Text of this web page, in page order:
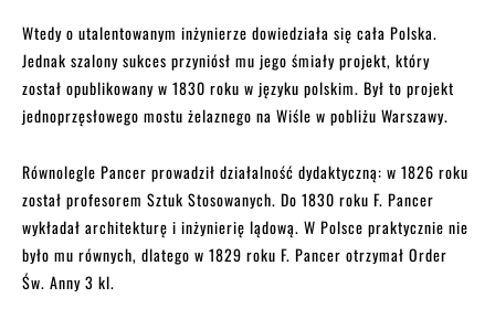
Wtedy o utalentowanym inżynierze dowiedziała się cała Polska.
Jednak szalony sukces przyniósł mu jego śmiały projekt, który
został opublikowany w 1830 roku w języku polskim. Był to projekt
jednoprzęsłowego mostu żelaznego na Wiśle w pobliżu Warszawy.
Równolegle Pancer prowadził działalność dydaktyczną: w 1826 roku
został profesorem Sztuk Stosowanych. Do 1830 roku F. Pancer
wykładał architekturę i inżynierię lądową. W Polsce praktycznie nie
było mu równych, dlatego w 1829 roku F. Pancer otrzymał Order
Św. Anny 3 kl.